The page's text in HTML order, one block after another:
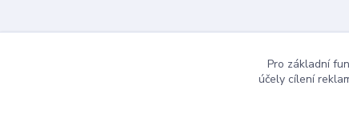
Pro základní
účely cílení